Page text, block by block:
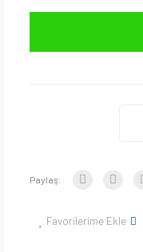
Paylaş:
Favorilerime Ekle